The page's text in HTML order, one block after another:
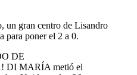
un gran centro de Lisandro
para poner el 2 a 0.
DE
DI MARÍA metió el